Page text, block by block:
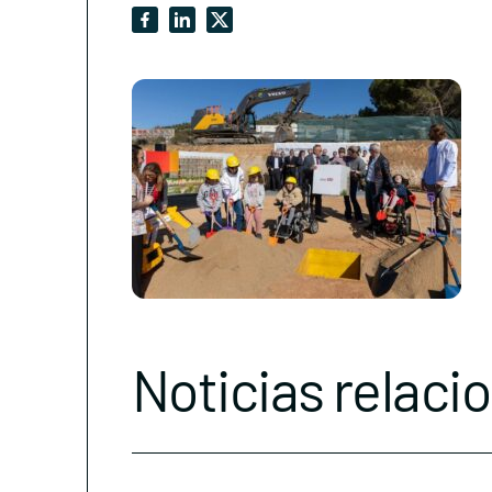
Noticias